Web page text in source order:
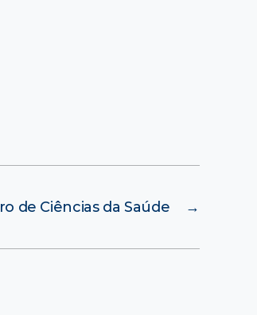
→
de Ciências da Saúde